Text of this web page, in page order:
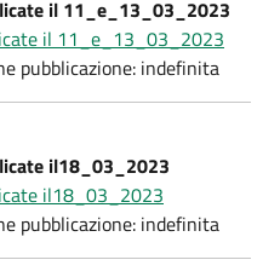
il 11_e_13_03_2023
il 11_e_13_03_2023
pubblicazione: indefinita
il18_03_2023
il18_03_2023
pubblicazione: indefinita